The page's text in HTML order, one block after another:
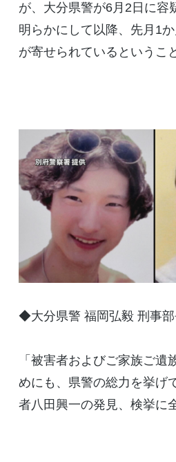
が、大分県警が6月2日に容
明らかにして以降、先月1
が寄せられているというこ
◆大分県警 福岡弘毅 刑事
「被害者およびご家族ご遺
めにも、県警の総力を挙げ
者八田興一の発見、検挙に